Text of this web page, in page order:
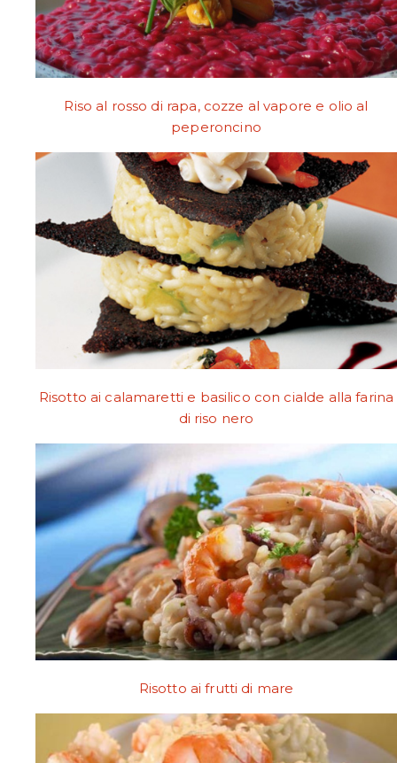
Riso al rosso di rapa, cozze al vapore e olio al
peperoncino
Risotto ai calamaretti e basilico con cialde alla farina
di riso nero
Risotto ai frutti di mare